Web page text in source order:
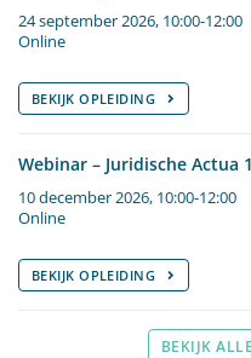
24 september 2026, 10:00-12:00
Online
BEKIJK OPLEIDING
Webinar – Juridische Actua
10 december 2026, 10:00-12:00
Online
BEKIJK OPLEIDING
BEKIJK